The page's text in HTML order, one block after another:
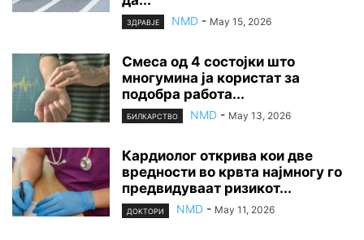
ЗДРАВЈЕ NMD - May 15, 2026
Смеса од 4 состојки што
многумина ја користат за
подобра работа...
БИЛКАРСТВО NMD - May 13, 2026
Кардиолог открива кои две
вредности во крвта најмногу го
предвидуваат ризикот...
ДОКТОРИ NMD - May 11, 2026